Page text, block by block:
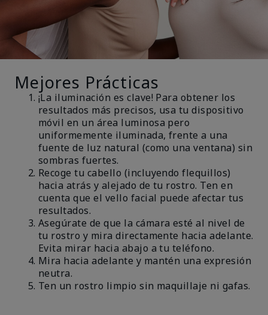
Mejores Prácticas
¡La iluminación es clave! Para obtener los
resultados más precisos, usa tu dispositivo
móvil en un área luminosa pero
uniformemente iluminada, frente a una
fuente de luz natural (como una ventana) sin
sombras fuertes.
Recoge tu cabello (incluyendo flequillos)
hacia atrás y alejado de tu rostro. Ten en
cuenta que el vello facial puede afectar tus
resultados.
Asegúrate de que la cámara esté al nivel de
tu rostro y mira directamente hacia adelante.
Evita mirar hacia abajo a tu teléfono.
Mira hacia adelante y mantén una expresión
neutra.
Ten un rostro limpio sin maquillaje ni gafas.